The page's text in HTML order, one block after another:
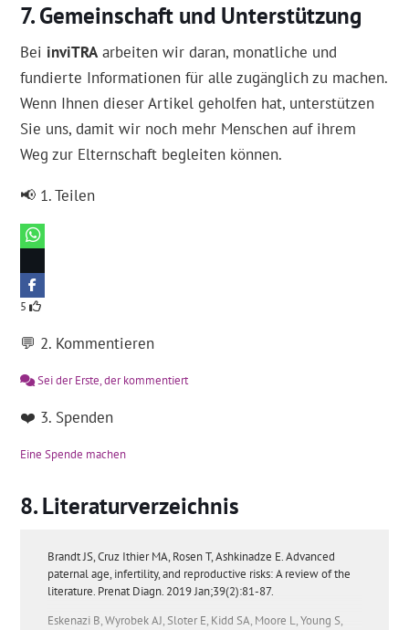
Gemeinschaft und Unterstützung
Bei inviTRA arbeiten wir daran, monatliche und
fundierte Informationen für alle zugänglich zu machen.
Wenn Ihnen dieser Artikel geholfen hat, unterstützen
Sie uns, damit wir noch mehr Menschen auf ihrem
Weg zur Elternschaft begleiten können.
📢 1. Teilen
5
💬 2. Kommentieren
Sei der Erste, der kommentiert
❤️ 3. Spenden
Eine Spende machen
Literaturverzeichnis
Brandt JS, Cruz Ithier MA, Rosen T, Ashkinadze E. Advanced
paternal age, infertility, and reproductive risks: A review of the
literature. Prenat Diagn. 2019 Jan;39(2):81-87.
Eskenazi B, Wyrobek AJ, Sloter E, Kidd SA, Moore L, Young S,